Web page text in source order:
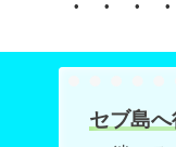
セブ島